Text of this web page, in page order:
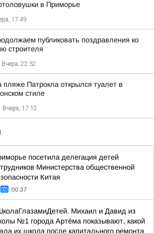
в Приморье
17:49
публиковать поздравления ко
строителя
Вчера, 22:32
пляже Патрокла открылся туалет в
стиле
Вчера, 17:12
посетила делегация детей
Министерства общественной
Китая
00:37
Михаил и Давид из
№1 города Артёма показывают, какой
их школа после капитального ремонта